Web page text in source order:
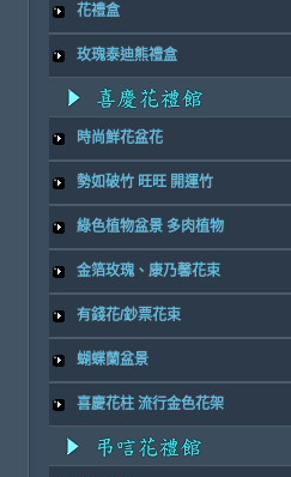
花禮盒
玫瑰泰迪熊禮盒
時尚鮮花盆花
勢如破竹 旺旺 開運竹
綠色植物盆景 多肉植物
金箔玫瑰、康乃馨花束
有錢花/鈔票花束
蝴蝶蘭盆景
喜慶花柱 流行金色花架